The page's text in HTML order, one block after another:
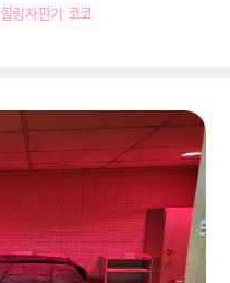
힐링자판기 코코